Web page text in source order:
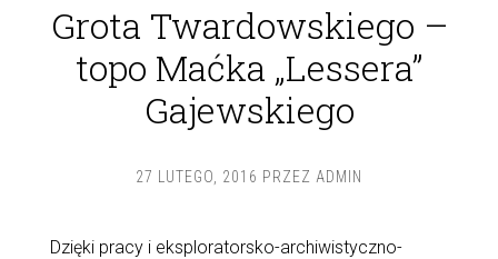
Grota Twardowskiego –
topo Maćka „Lessera”
Gajewskiego
27 LUTEGO, 2016 PRZEZ ADMIN
Dzięki pracy i eksploratorsko-archiwistyczno-